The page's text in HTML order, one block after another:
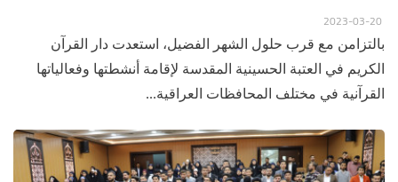
بالتزامن مع قرب حلول الشهر الفضيل، استعدت دار القرآن
الكريم في العتبة الحسينية المقدسة لإقامة أنشطتها وفعالياتها
القرآنية في مختلف المحافظات العراقية...